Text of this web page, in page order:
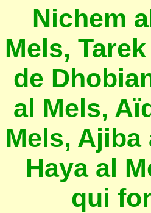
Nichem
Mels,
de
al Mels,
Mels, Ajiba
Haya al
qui